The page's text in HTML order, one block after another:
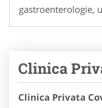
gastroenterologie,
Clinica
Clinica Privata